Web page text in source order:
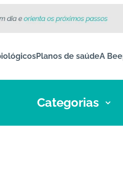
Planos de saúdeA
Categorias